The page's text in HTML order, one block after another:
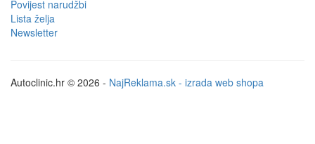
Povijest narudžbi
Lista želja
Newsletter
Autoclinic.hr © 2026 - NajReklama.sk - izrada web shopa